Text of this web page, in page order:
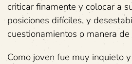
criticar finamente y colocar a
posiciones difíciles, y
cuestionamientos o manera
Como joven fue muy inquieto